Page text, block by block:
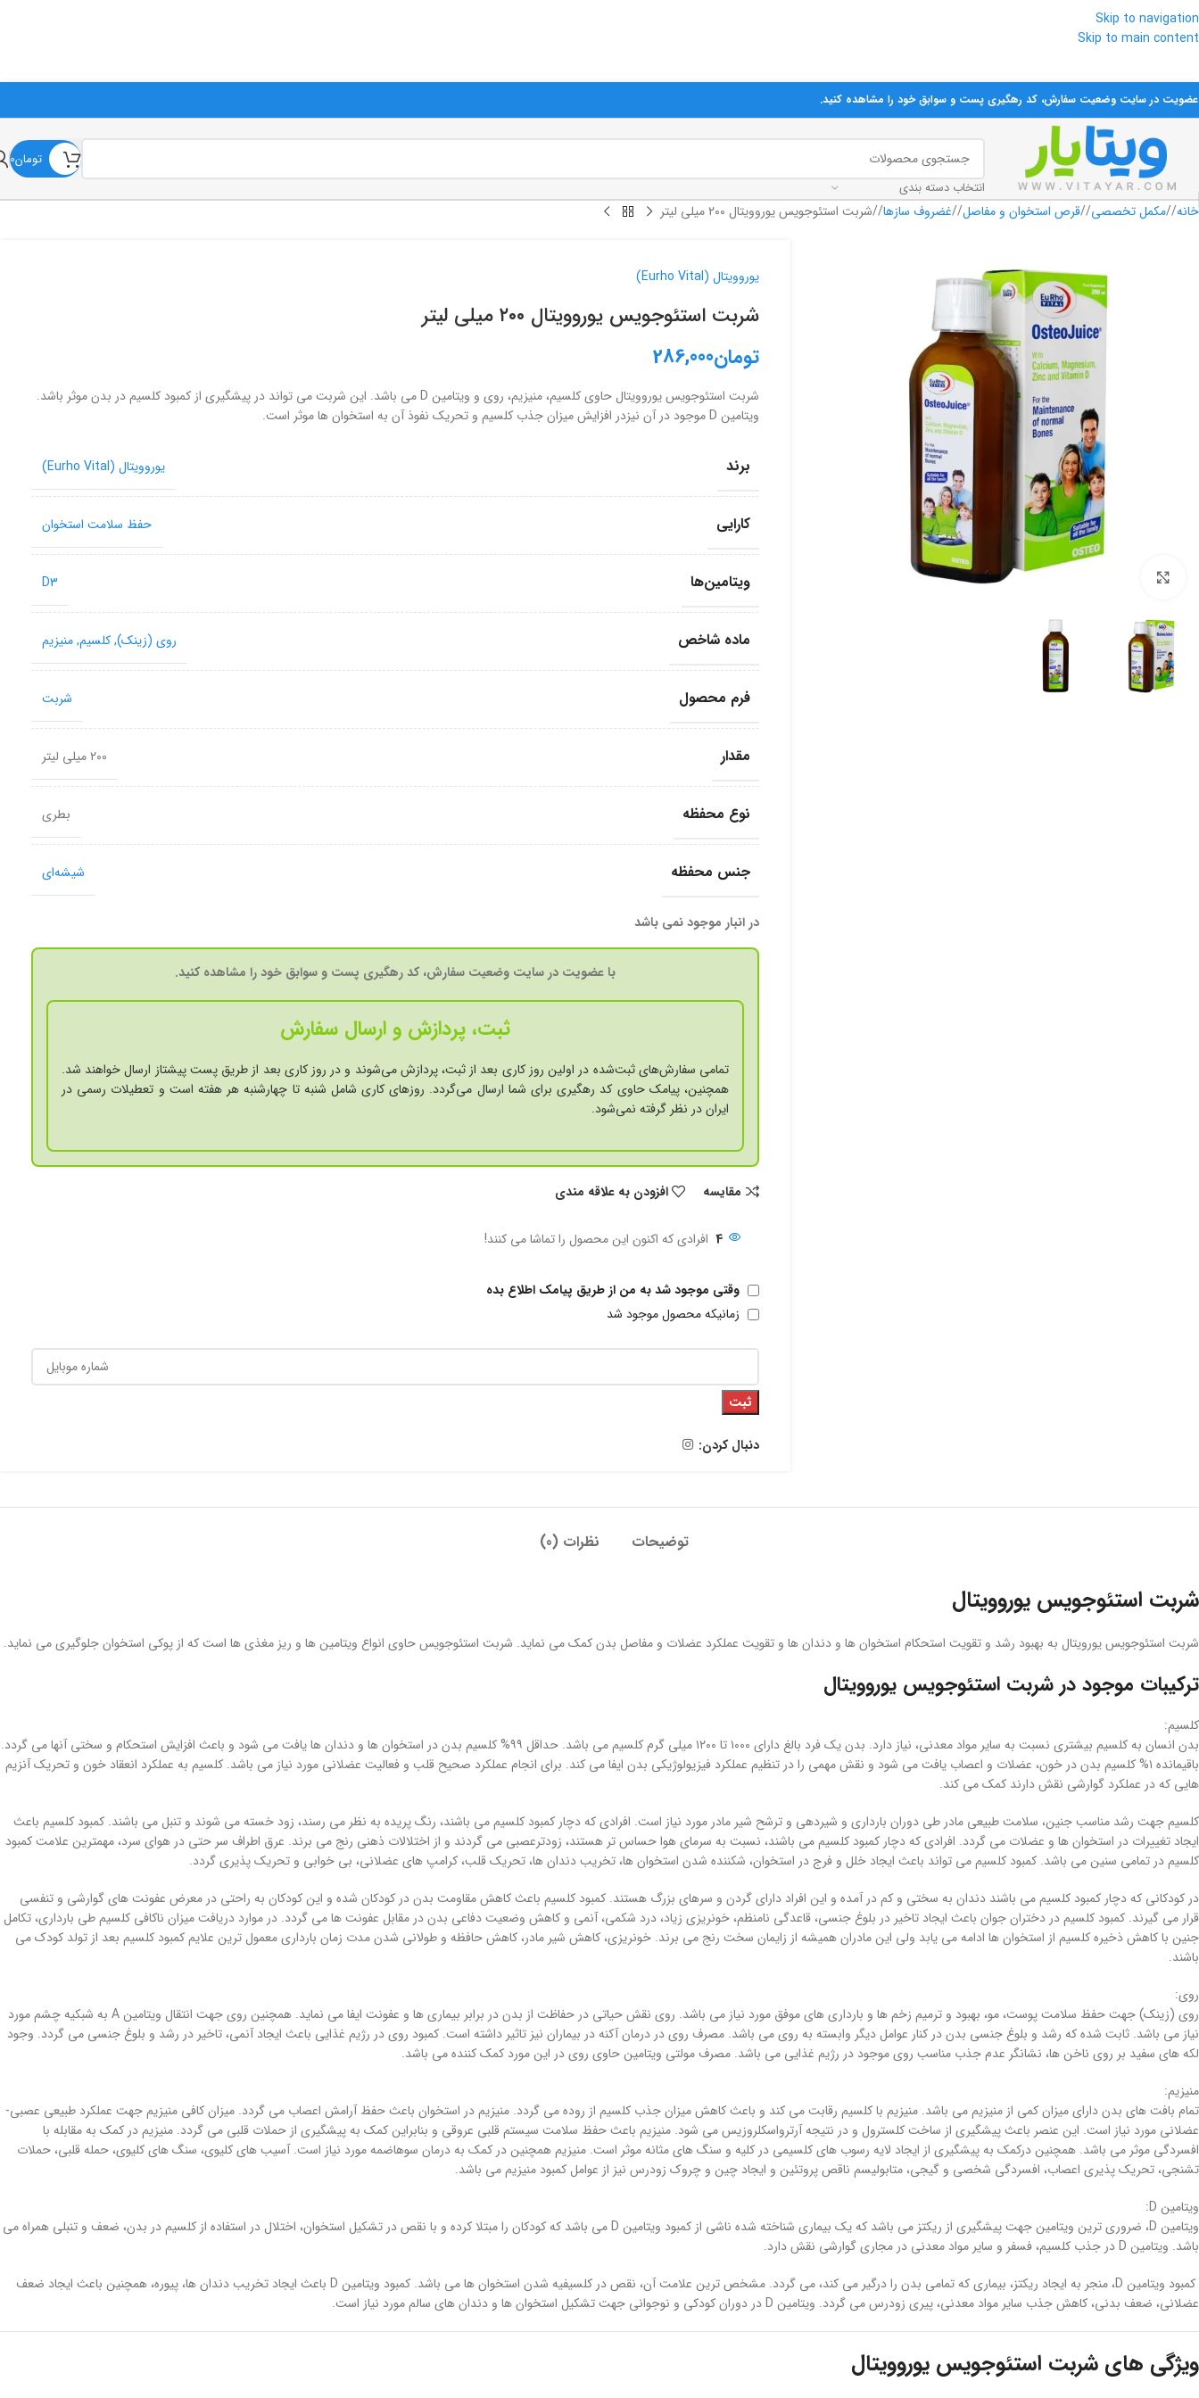
Skip to navigation
Skip to main content
عضویت در سایت وضعیت سفارش، کد رهگیری پست و سوابق خود را مشاهده کنید.
انتخاب دسته بندی
تومان0
خانه/ مکمل‌ تخصصی/ قرص استخوان و مفاصل/ غضروف سازها/ شربت استئوجویس یوروویتال ۲۰۰ میلی لیتر
برای بزرگنمایی کلیک کنید
یوروویتال (Eurho Vital)
شربت استئوجویس یوروویتال ۲۰۰ میلی لیتر
تومان286,000
شربت استئوجویس یوروویتال حاوی کلسیم، منیزیم، روی و ویتامین D می باشد. این شربت می تواند در پیشگیری از کمبود کلسیم در بدن موثر باشد.
ویتامین D موجود در آن نیزدر افزایش میزان جذب کلسیم و تحریک نفوذ آن به استخوان ها موثر است.
برند یوروویتال (Eurho Vital)
کارایی حفظ سلامت استخوان
ویتامین‌ها D3
ماده شاخص روی (زینک),کلسیم,منیزیم
فرم محصول شربت
مقدار ۲۰۰ میلی لیتر
نوع محفظه بطری
جنس محفظه شیشه‌ای
در انبار موجود نمی باشد
با عضویت در سایت وضعیت سفارش، کد رهگیری پست و سوابق خود را مشاهده کنید.
ثبت، پردازش و ارسال سفارش
تمامی سفارش‌های ثبت‌شده در اولین روز کاری بعد از ثبت، پردازش می‌شوند و در روز کاری بعد از طریق پست پیشتاز ارسال خواهند شد.
همچنین، پیامک حاوی کد رهگیری برای شما ارسال می‌گردد. روزهای کاری شامل شنبه تا چهارشنبه هر هفته است و تعطیلات رسمی در
ایران در نظر گرفته نمی‌شود.
مقايسه افزودن به علاقه مندی
4 افرادی که اکنون این محصول را تماشا می کنند!
وقتی موجود شد به من از طریق پیامک اطلاع بده
زمانیکه محصول موجود شد
ثبت
دنبال کردن:
توضیحات نظرات (0)
شربت استئوجویس یوروویتال
شربت استئوجویس یورویتال به بهبود رشد و تقویت استحکام استخوان ها و دندان ها و تقویت عملکرد عضلات و مفاصل بدن کمک می نماید. شربت استئوجویس حاوی انواع ویتامین ها و ریز مغذی ها است که از پوکی استخوان جلوگیری می نماید.
ترکیبات موجود در شربت استئوجویس یوروویتال
کلسیم:
بدن انسان به کلسیم بیشتری نسبت به سایر مواد معدنی، نیاز دارد. بدن یک فرد بالغ دارای ۱۰۰۰ تا ۱۲۰۰ میلی گرم کلسیم می باشد. حداقل ۹۹% کلسیم بدن در استخوان ها و دندان ها یافت می شود و باعث افزایش استحکام و سختی آنها می گردد.
باقیمانده ۱% کلسیم بدن در خون، عضلات و اعصاب یافت می شود و نقش مهمی را در تنظیم عملکرد فیزیولوژیکی بدن ایفا می کند. برای انجام عملکرد صحیح قلب و فعالیت عضلانی مورد نیاز می باشد. کلسیم به عملکرد انعقاد خون و تحریک آنزیم
هایی که در عملکرد گوارشی نقش دارند کمک می کند.
کلسیم جهت رشد مناسب جنین، سلامت طبیعی مادر طی دوران بارداری و شیردهی و ترشح شیر مادر مورد نیاز است. افرادی که دچار کمبود کلسیم می باشند، رنگ پریده به نظر می رسند، زود خسته می شوند و تنبل می باشند. کمبود کلسیم باعث
ایجاد تغییرات در استخوان ها و عضلات می گردد. افرادی که دچار کمبود کلسیم می باشند، نسبت به سرمای هوا حساس تر هستند، زودترعصبی می گردند و از اختلالات ذهنی رنج می برند. عرق اطراف سر حتی در هوای سرد، مهمترین علامت کمبود
کلسیم در تمامی سنین می باشد. کمبود کلسیم می تواند باعث ایجاد خلل و فرج در استخوان، شکننده شدن استخوان ها، تخریب دندان ها، تحریک قلب، کرامپ های عضلانی، بی خوابی و تحریک پذیری گردد.
در کودکانی که دچار کمبود کلسیم می باشند دندان به سختی و کم در آمده و این افراد دارای گردن و سرهای بزرگ هستند. کمبود کلسیم باعث کاهش مقاومت بدن در کودکان شده و این کودکان به راحتی در معرض عفونت های گوارشی و تنفسی
قرار می گیرند. کمبود کلسیم در دختران جوان باعث ایجاد تاخیر در بلوغ جنسی، قاعدگی نامنظم، خونریزی زیاد، درد شکمی، آنمی و کاهش وضعیت دفاعی بدن در مقابل عفونت ها می گردد. در موارد دریافت میزان ناکافی کلسیم طی بارداری، تکامل
جنین با کاهش ذخیره کلسیم از استخوان ها ادامه می یابد ولی این مادران همیشه از زایمان سخت رنج می برند. خونریزی، کاهش شیر مادر، کاهش حافظه و طولانی شدن مدت زمان بارداری معمول ترین علایم کمبود کلسیم بعد از تولد کودک می
باشند.
روی:
روی (زینک) جهت حفظ سلامت پوست، مو، بهبود و ترمیم زخم ها و بارداری های موفق مورد نیاز می باشد. روی نقش حیاتی در حفاظت از بدن در برابر بیماری ها و عفونت ایفا می نماید. همچنین روی جهت انتقال ویتامین A به شبکیه چشم مورد
نیاز می باشد. ثابت شده که رشد و بلوغ جنسی بدن در کنار عوامل دیگر وابسته به روی می باشد. مصرف روی در درمان آکنه در بیماران نیز تاثیر داشته است. کمبود روی در رژیم غذایی باعث ایجاد آنمی، تاخیر در رشد و بلوغ جنسی می گردد. وجود
لکه های سفید بر روی ناخن ها، نشانگر عدم جذب مناسب روی موجود در رژیم غذایی می باشد. مصرف مولتی ویتامین حاوی روی در این مورد کمک کننده می باشد.
منیزیم:
تمام بافت های بدن دارای میزان کمی از منیزیم می باشد. منیزیم با کلسیم رقابت می کند و باعث کاهش میزان جذب کلسیم از روده می گردد. منیزیم در استخوان باعث حفظ آرامش اعصاب می گردد. میزان کافی منیزیم جهت عملکرد طبیعی عصبی-
عضلانی مورد نیاز است. این عنصر باعث پیشگیری از ساخت کلسترول و در نتیجه آرترواسکلروزیس می شود. منیزیم باعث حفظ سلامت سیستم قلبی عروقی و بنابراین کمک به پیشگیری از حملات قلبی می گردد. منیزیم در کمک به مقابله با
افسردگی موثر می باشد. همچنین درکمک به پیشگیری از ایجاد لایه رسوب های کلسیمی در کلیه و سنگ های مثانه موثر است. منیزیم همچنین در کمک به درمان سوهاضمه مورد نیاز است. آسیب های کلیوی، سنگ های کلیوی، حمله قلبی، حملات
تشنجی، تحریک پذیری اعصاب، افسردگی شخصی و گیجی، متابولیسم ناقص پروتئین و ایجاد چین و چروک زودرس نیز از عوامل کمبود منیزیم می باشد.
ویتامین D:
ویتامین D، ضروری ترین ویتامین جهت پیشگیری از ریکتز می باشد که یک بیماری شناخته شده ناشی از کمبود ویتامین D می باشد که کودکان را مبتلا کرده و با نقص در تشکیل استخوان، اختلال در استفاده از کلسیم در بدن، ضعف و تنبلی همراه می
باشد. ویتامین D در جذب کلسیم، فسفر و سایر مواد معدنی در مجاری گوارشی نقش دارد.
کمبود ویتامین D، منجر به ایجاد ریکتز، بیماری که تمامی بدن را درگیر می کند، می گردد. مشخص ترین علامت آن، نقص در کلسیفیه شدن استخوان ها می باشد. کمبود ویتامین D باعث ایجاد تخریب دندان ها، پیوره، همچنین باعث ایجاد ضعف
عضلانی، ضعف بدنی، کاهش جذب سایر مواد معدنی، پیری زودرس می گردد. ویتامین D در دوران کودکی و نوجوانی جهت تشکیل استخوان ها و دندان های سالم مورد نیاز است.
ویژگی های شربت استئوجویس یوروویتال